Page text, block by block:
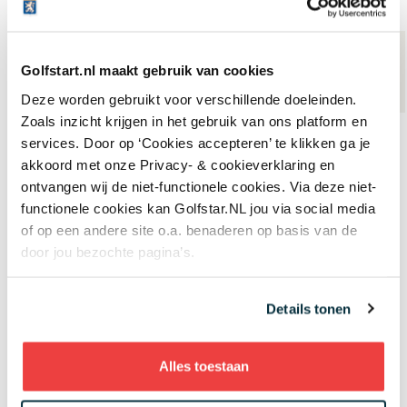
Golfstart.nl maakt gebruik van cookies
Deze worden gebruikt voor verschillende doeleinden.
Zoals inzicht krijgen in het gebruik van ons platform en
services. Door op ‘Cookies accepteren’ te klikken ga je
akkoord met onze Privacy- & cookieverklaring en
ontvangen wij de niet-functionele cookies. Via deze niet-
functionele cookies kan Golfstar.NL jou via social media
of op een andere site o.a. benaderen op basis van de
door jou bezochte pagina’s.
Details tonen
Alles toestaan